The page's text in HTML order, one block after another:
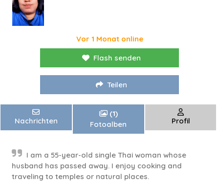
Vor 1 Monat online
Flash senden
Teilen
Nachrichten
(1)
Fotoalben
Profil
I am a 55-year-old single Thai woman whose
husband has passed away. I enjoy cooking and
traveling to temples or natural places.